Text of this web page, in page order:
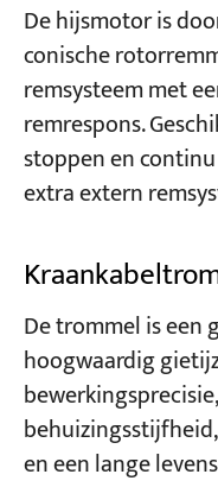
De hijsmotor is
conische
remsysteem met
remrespons.
stoppen en
extra extern
De trommel is een
hoogwaardig
en een lange